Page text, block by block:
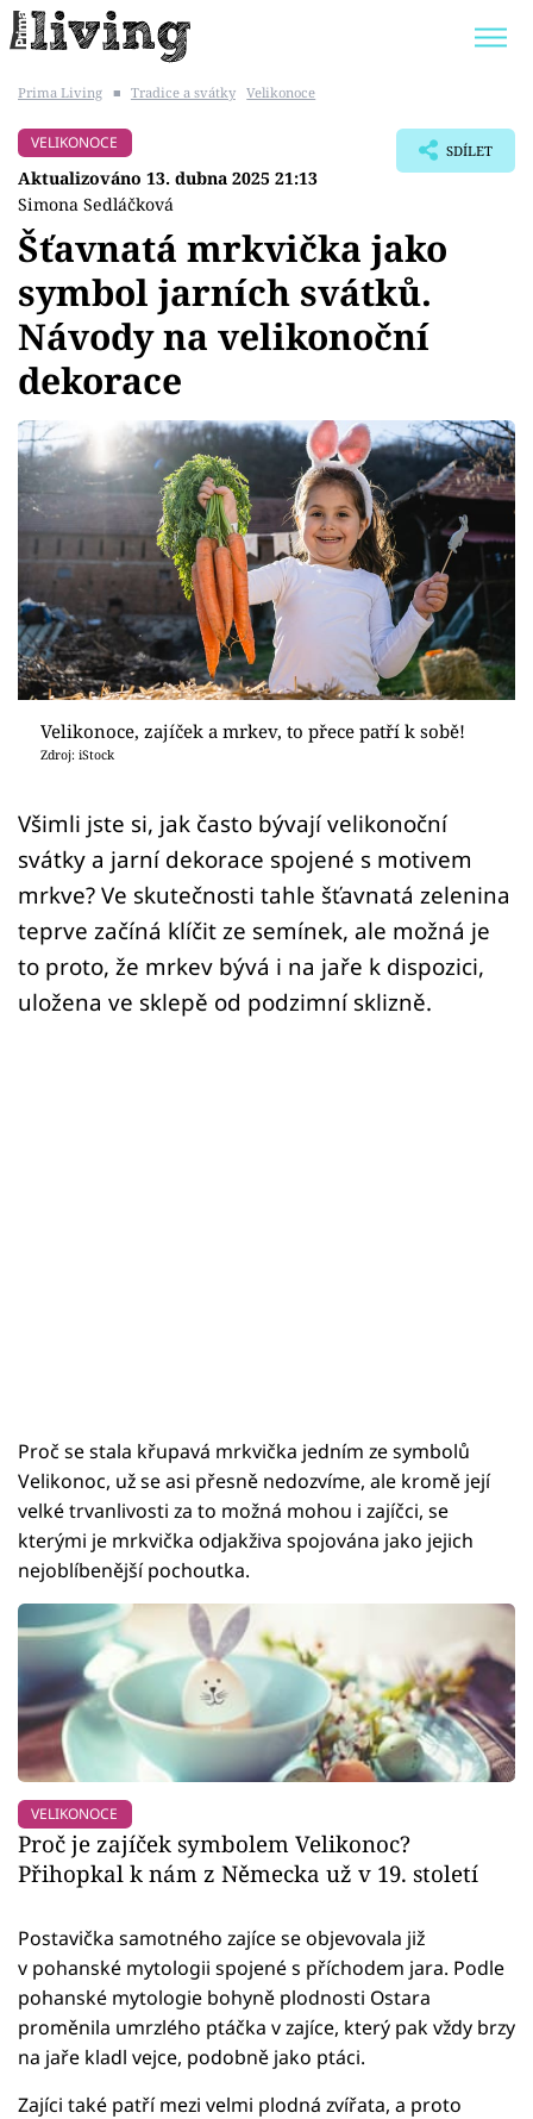
BYDLENÍ SLAVNÝCH
Témata
Bydlení
Zahrada
Design
Sledujte prima+
Přihlášení
Sledujte nás
Prima Living ■ Tradice a svátky Velikonoce
VELIKONOCE
Aktualizováno 13. dubna 2025 21:13
Simona Sedláčková
SDÍLET
Šťavnatá mrkvička jako
symbol jarních svátků.
Návody na velikonoční
dekorace
Velikonoce, zajíček a mrkev, to přece patří k sobě!
Zdroj: iStock
Všimli jste si, jak často bývají velikonoční
svátky a jarní dekorace spojené s motivem
mrkve? Ve skutečnosti tahle šťavnatá zelenina
teprve začíná klíčit ze semínek, ale možná je
to proto, že mrkev bývá i na jaře k dispozici,
uložena ve sklepě od podzimní sklizně.
Proč se stala křupavá mrkvička jedním ze symbolů
Velikonoc, už se asi přesně nedozvíme, ale kromě její
velké trvanlivosti za to možná mohou i zajíčci, se
kterými je mrkvička odjakživa spojována jako jejich
nejoblíbenější pochoutka.
VELIKONOCE
Proč je zajíček symbolem Velikonoc?
Přihopkal k nám z Německa už v 19. století
Postavička samotného zajíce se objevovala již
v pohanské mytologii spojené s příchodem jara. Podle
pohanské mytologie bohyně plodnosti Ostara
proměnila umrzlého ptáčka v zajíce, který pak vždy brzy
na jaře kladl vejce, podobně jako ptáci.
Zajíci také patří mezi velmi plodná zvířata, a proto